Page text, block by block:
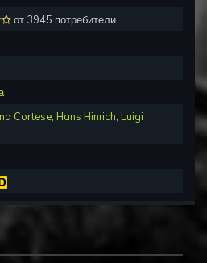
от 3945 потребители
Cortese Hans Hinrich Luigi